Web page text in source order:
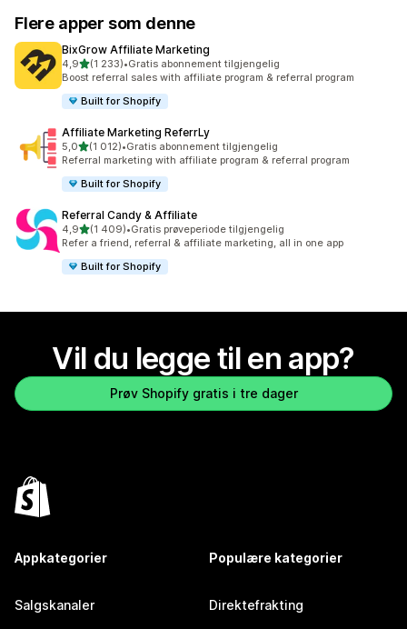
Flere apper som denne
BixGrow Affiliate Marketing
4,9av 5 stjerner
(1 233)
Totalt 1233 omtaler
•Gratis abonnement tilgjengelig
Boost referral sales with affiliate program & referral program
Built for Shopify
Affiliate Marketing ReferrLy
5,0av 5 stjerner
(1 012)
Totalt 1012 omtaler
•Gratis abonnement tilgjengelig
Referral marketing with affiliate program & referral program
Built for Shopify
Referral Candy & Affiliate
4,9av 5 stjerner
(1 409)
Totalt 1409 omtaler
•Gratis prøveperiode tilgjengelig
Refer a friend, referral & affiliate marketing, all in one app
Built for Shopify
Vil du legge til en app?
Prøv Shopify gratis i tre dager
Appkategorier
Salgskanaler
Populære kategorier
Direktefrakting